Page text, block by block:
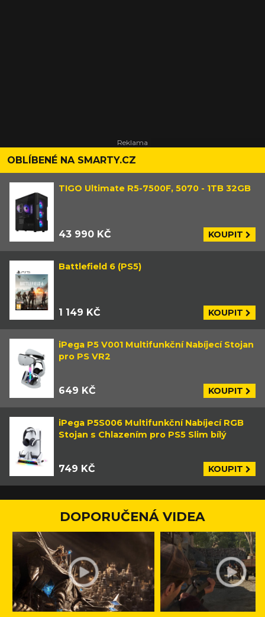
OBLÍBENÉ NA SMARTY.CZ
TIGO Ultimate R5-7500F, 5070 - 1TB 32GB
43 990 KČ KOUPIT
Battlefield 6 (PS5)
1 149 KČ KOUPIT
iPega P5 V001 Multifunkční Nabíjecí Stojan
pro PS VR2
649 KČ KOUPIT
iPega P5S006 Multifunkční Nabíjecí RGB
Stojan s Chlazením pro PS5 Slim bílý
749 KČ KOUPIT
DOPORUČENÁ VIDEA